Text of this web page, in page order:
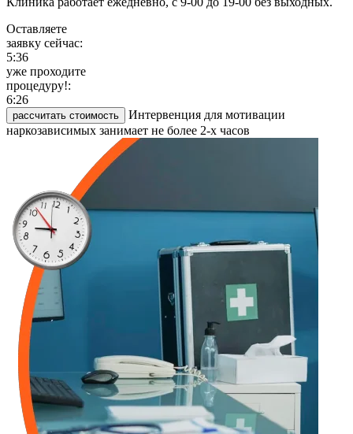
Оставляете
заявку сейчас:
5:36
уже проходите
процедуру!:
6:26
рассчитать стоимость
Интервенция для мотивации
наркозависимых занимает не более 2-х часов